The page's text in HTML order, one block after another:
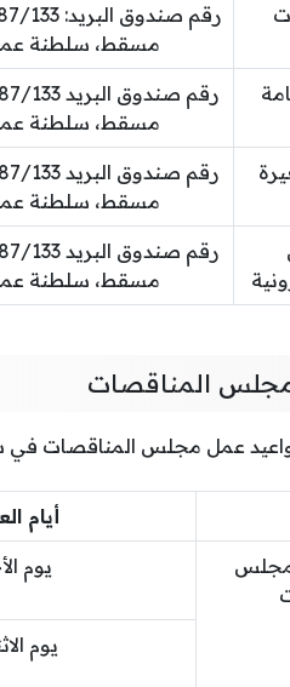
مسقط، سلطنة
مسقط، سلطنة
مسقط، سلطنة
مسقط، سلطنة
المناقصات
عمل مجلس المناقصات في
أيام
لمجلس
يوم
يوم